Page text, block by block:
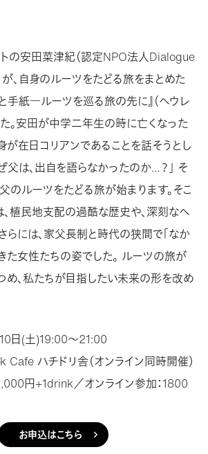
トの安田菜津紀（認定NPO法人Dialogue
、自身のルーツをたどる旅をまとめた
手紙―ルーツを巡る旅の先に』（ヘウレ
。安田が中学二年生の時に亡くなった
が在日コリアンであることを話そうとし
父は、出自を語らなかったのか…？」 そ
のルーツをたどる旅が始まります。そこ
植民地支配の過酷な歴史や、深刻なヘ
らには、家父長制と時代の狭間で「なか
た女性たちの姿でした。 ルーツの旅が
め、私たちが目指したい未来の形を改め
日(土)19:00〜21:00
Cafe ハチドリ舎（オンライン同時開催）
円+1drink／オンライン参加：1800
お申込はこちら